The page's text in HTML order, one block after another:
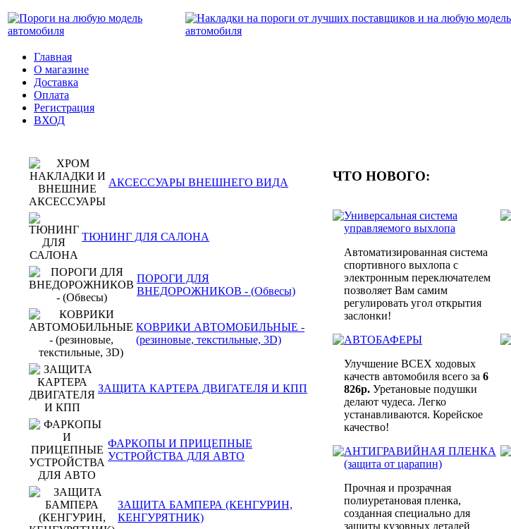
Главная
О магазине
Доставка
Оплата
Регистрация
ВХОД
АКСЕССУАРЫ ВНЕШНЕГО ВИДА
ТЮНИНГ ДЛЯ САЛОНА
ПОРОГИ ДЛЯ
ВНЕДОРОЖНИКОВ - (Обвесы)
КОВРИКИ АВТОМОБИЛЬНЫЕ -
(резиновые, текстильные, 3D)
ЗАЩИТА КАРТЕРА ДВИГАТЕЛЯ И КПП
ФАРКОПЫ И ПРИЦЕПНЫЕ
УСТРОЙСТВА ДЛЯ АВТО
ЗАЩИТА БАМПЕРА (КЕНГУРИН,
КЕНГУРЯТНИК)
ЧТО НОВОГО:
Универсальная система
управляемого выхлопа
Автоматизированная система
спортивного выхлопа с
электронным переключателем
позволяет Вам самим
регулировать угол открытия
заслонки!
АВТОБАФЕРЫ
Улучшение ВСЕХ ходовых
качеств автомобиля всего за 6
826р. Уретановые подушки
делают чудеса. Легко
устанавливаются. Корейское
качество!
АНТИГРАВИЙНАЯ ПЛЕНКА
(защита от царапин)
Прочная и прозрачная
полиуретановая пленка,
созданная специально для
защиты кузовных деталей